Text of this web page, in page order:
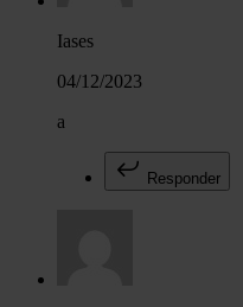
Iases
04/12/2023
a
Responder